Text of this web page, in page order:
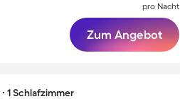
pro Nacht
Zum Angebot
1 Schlafzimmer